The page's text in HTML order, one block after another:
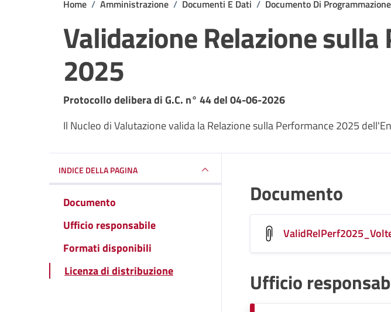
Home / Amministrazione / Documenti E Dati / Documento Di
Validazione Relazione
2025
Dettagli del documento
Protocollo delibera di G.C. n° 44 del 04-06-2026
Il Nucleo di Valutazione valida la Relazione sulla Performance 2025
INDICE DELLA PAGINA
Documento
Ufficio responsabile
Formati disponibili
Licenza di distribuzione
Documento
Ufficio